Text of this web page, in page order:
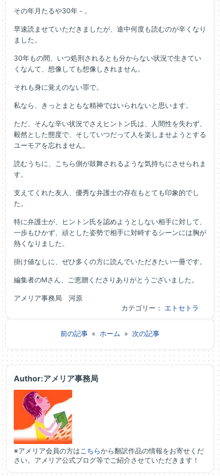
その年月たるや30年－。
早速読ませていただきましたが、途中何度も読むのが辛くなり
ました。
30年もの間、いつ処刑されるとも分からない状況で生きてい
くなんて、想像しても想像しきれません。
それも身に覚えのない罪で。
私なら、きっとまともな精神ではいられないと思います。
ただ、そんな辛い状況でさえヒントン氏は、人間性を失わず、
毅然とした態度で、そしていつだって人を楽しませようとする
ユーモアを忘れません。
読むうちに、こちら側が鼓舞されるような気持ちにさせられま
す。
支えてくれた友人、優秀な弁護士の存在もとても印象的でし
た。
特に弁護士が、ヒントン氏を認めようとしない相手に対して、
一歩もひかず、頑とした姿勢で相手に対峙するシーンには胸が
熱くなりました。
掛け値なしに、ぜひ多くの方に読んでいただきたい一冊です。
編集者のMさん、ご恵贈くださりありがとうございました。
アメリア事務局 河原
カテゴリー： エトセトラ
前の記事 « ホーム » 次の記事
Author:アメリア事務局
※アメリア会員の方はこちらから翻訳作品の情報をお寄せくだ
さい。アメリア公式ブログ等でご紹介させていただきます！